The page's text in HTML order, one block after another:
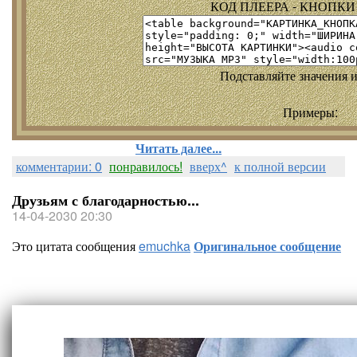
КОД ПЛЕЕРА - КНОПКИ
Подставляйте значения
Примеры:
Читать далее...
комментарии: 0 понравилось! вверх^ к полной версии
Друзьям с благодарностью...
14-04-2030 20:30
Это цитата сообщенияemuchkaОригинальное сообщение